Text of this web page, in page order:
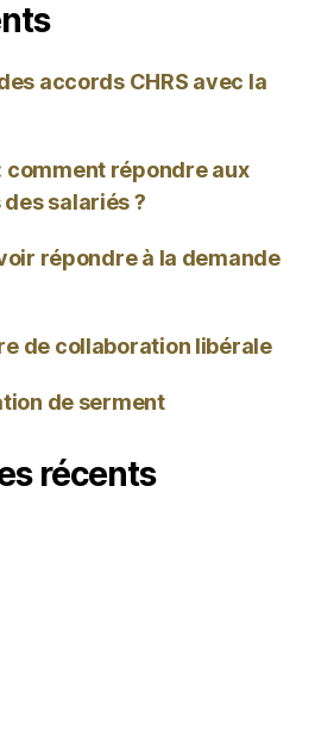
accords CHRS avec la
comment répondre aux
des salariés ?
répondre à la demande
de collaboration libérale
de serment
récents